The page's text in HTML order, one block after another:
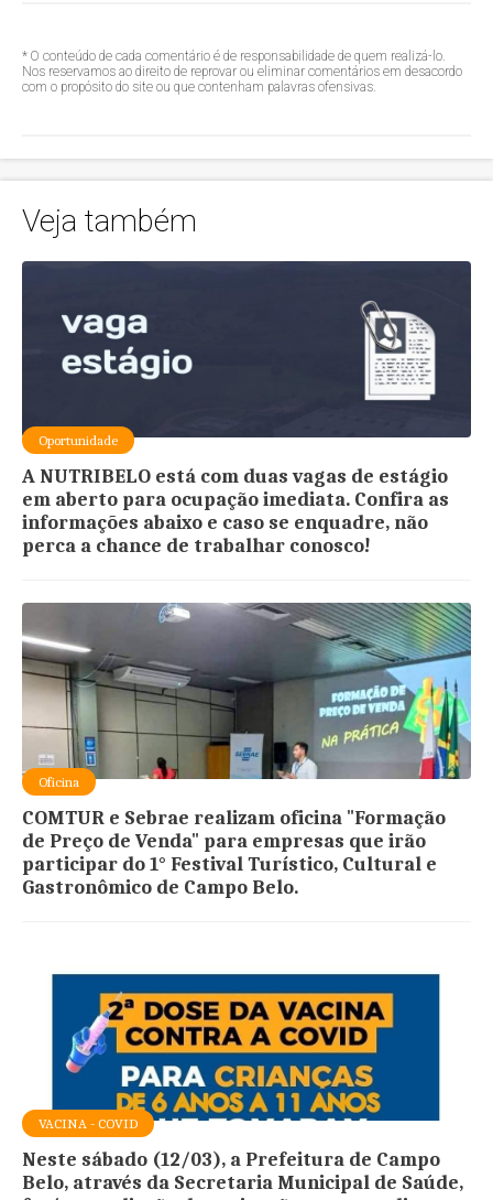
* O conteúdo de cada comentário é de responsabilidade de quem realizá-lo.
Nos reservamos ao direito de reprovar ou eliminar comentários em desacordo
com o propósito do site ou que contenham palavras ofensivas.
Veja também
Oportunidade
A NUTRIBELO está com duas vagas de estágio
em aberto para ocupação imediata. Confira as
informações abaixo e caso se enquadre, não
perca a chance de trabalhar conosco!
Oficina
COMTUR e Sebrae realizam oficina "Formação
de Preço de Venda" para empresas que irão
participar do 1° Festival Turístico, Cultural e
Gastronômico de Campo Belo.
VACINA - COVID
Neste sábado (12/03), a Prefeitura de Campo
Belo, através da Secretaria Municipal de Saúde,